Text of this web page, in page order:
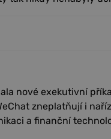
nové exekutivní
zneplatňují i
a finanční